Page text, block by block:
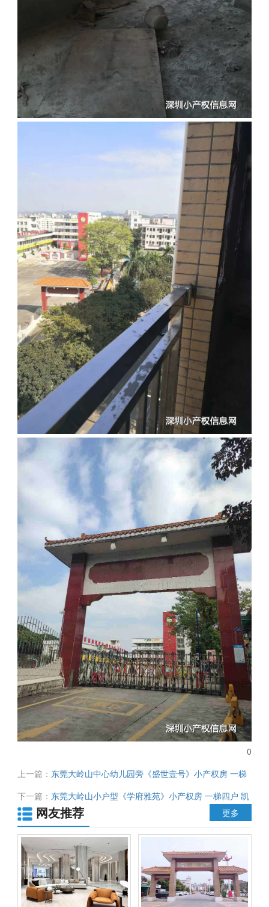
0
上一篇： 东莞大岭山中心幼儿园旁《盛世壹号》小产权房 一梯
四户 特价两房29.8万
下一篇： 东莞大岭山小户型《学府雅苑》小产权房 一梯四户 凯
东中央街500米 仅需15.8万起
网友推荐 更多